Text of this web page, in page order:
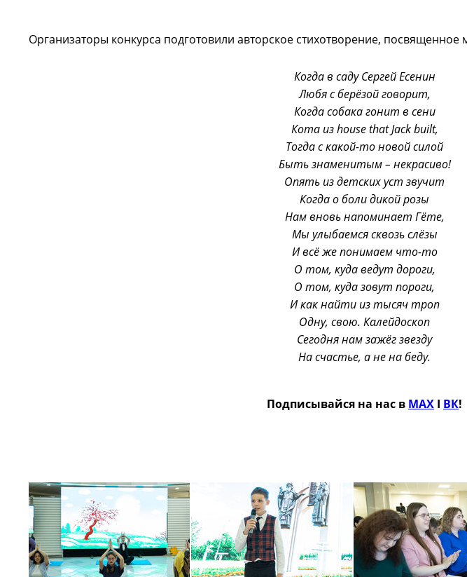
Организаторы конкурса подготовили авторское стихотворение,
Когда в саду Сергей Есенин
Любя с берёзой говорит,
Когда собака гонит в сени
Кота из house that Jack built,
Тогда с какой-то новой силой
Быть знаменитым – некрасиво!
Опять из детских уст звучит
Когда о боли дикой розы
Нам вновь напоминает Гёте,
Мы улыбаемся сквозь слёзы
И всё же понимаем что-то
О том, куда ведут дороги,
О том, куда зовут пороги,
И как найти из тысяч троп
Одну, свою. Калейдоскоп
Сегодня нам зажёг звезду
На счастье, а не на беду.
Подписывайся на нас в MAX Ӏ ВК!